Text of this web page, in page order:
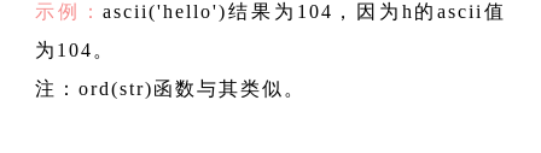
示例：ascii('hello')结果为104，因为h的ascii值
为104。
注：ord(str)函数与其类似。